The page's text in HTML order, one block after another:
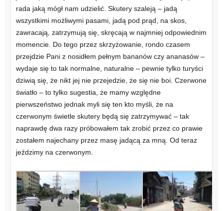
rada jaką mógł nam udzielić. Skutery szaleją – jadą
wszystkimi możliwymi pasami, jadą pod prąd, na skos,
zawracają, zatrzymują się, skręcają w najmniej odpowiednim
momencie. Do tego przez skrzyżowanie, rondo czasem
przejdzie Pani z nosidłem pełnym bananów czy ananasów –
wydaje się to tak normalne, naturalne – pewnie tylko turyści
dziwią się, że nikt jej nie przejedzie, że się nie boi. Czerwone
światło – to tylko sugestia, że mamy względne
pierwszeństwo jednak myli się ten kto myśli, że na
czerwonym świetle skutery będą się zatrzymywać – tak
naprawdę dwa razy próbowałem tak zrobić przez co prawie
zostałem najechany przez masę jadącą za mną. Od teraz
jeździmy na czerwonym.